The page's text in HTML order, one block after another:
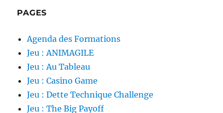
PAGES
Agenda des Formations
Jeu : ANIMAGILE
Jeu : Au Tableau
Jeu : Casino Game
Jeu : Dette Technique Challenge
Jeu : The Big Payoff